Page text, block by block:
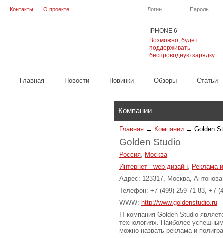
IPHONE 6
Возможно, будет
поддерживать
беспроводную зарядку
Логин Пароль
Контакты О проекте
Главная Новости Новинки Обзоры Cтатьи
Компании
Главная → Компании → Golden
Golden Studio
Россия, Москва
Интернет - web-дизайн, Реклама
Адрес: 123317, Москва,
Телефон: +7 (499) 259-71-83, +7
WWW: http://www.goldenstudio.ru
IT-компания Golden Studio
технологиях. Наиболее
можно назвать реклама и